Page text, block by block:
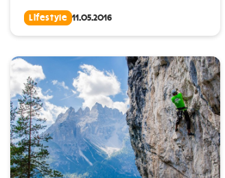
Lifestyle 11.05.2016